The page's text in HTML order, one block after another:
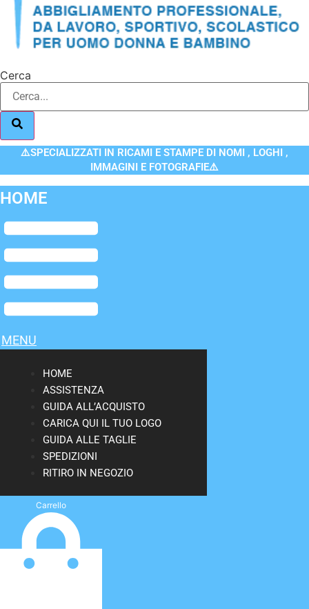
Cerca
⚠️SPECIALIZZATI IN RICAMI E STAMPE DI NOMI , LOGHI ,
IMMAGINI E FOTOGRAFIE⚠️
HOME
Flyout
Menu
MENU
HOME
ASSISTENZA
GUIDA ALL’ACQUISTO
CARICA QUI IL TUO LOGO
GUIDA ALLE TAGLIE
SPEDIZIONI
RITIRO IN NEGOZIO
Carrello